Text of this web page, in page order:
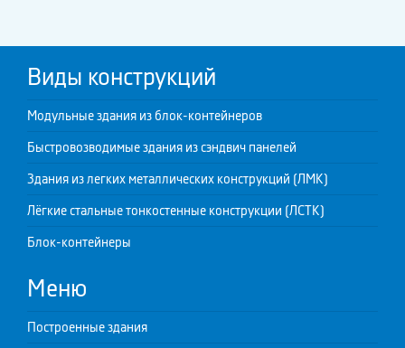
Виды конструкций
Модульные здания из блок-контейнеров
Быстровозводимые здания из сэндвич панелей
Здания из легких металлических конструкций (ЛМК)
Лёгкие стальные тонкостенные конструкции (ЛСТК)
Блок-контейнеры
Меню
Построенные здания